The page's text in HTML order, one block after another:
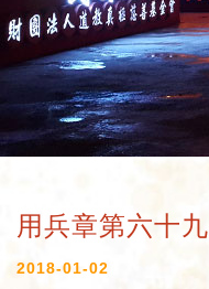
用兵章第六十九
2018-01-02